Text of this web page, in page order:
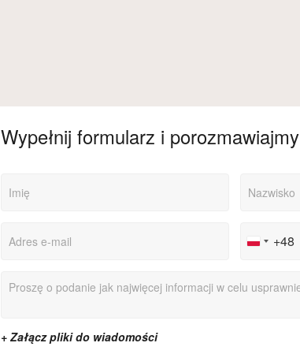
Wypełnij formularz i porozmawiajmy
Poland
+48